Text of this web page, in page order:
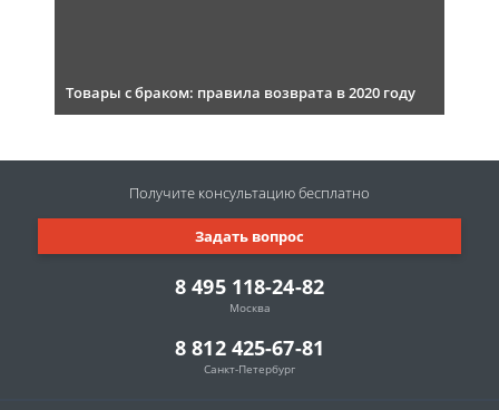
Товары с браком: правила возврата в 2020 году
8 495 118-24-82
Москва
8 812 425-67-81
Санкт-Петербург
Задать вопрос
Получите консультациюбесплатно